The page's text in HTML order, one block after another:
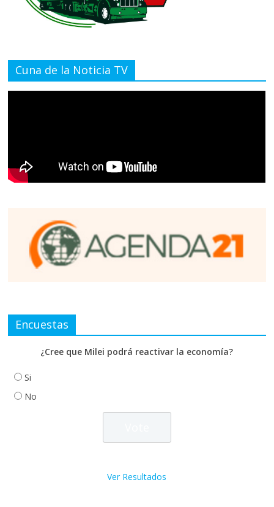
Cuna de la Noticia TV
Encuestas
¿Cree que Milei podrá reactivar la economía?
Si
No
Ver Resultados